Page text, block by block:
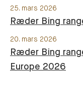
25. mars 2026
Ræder Bing
20. mars 2026
Ræder Bing
Europe 2026